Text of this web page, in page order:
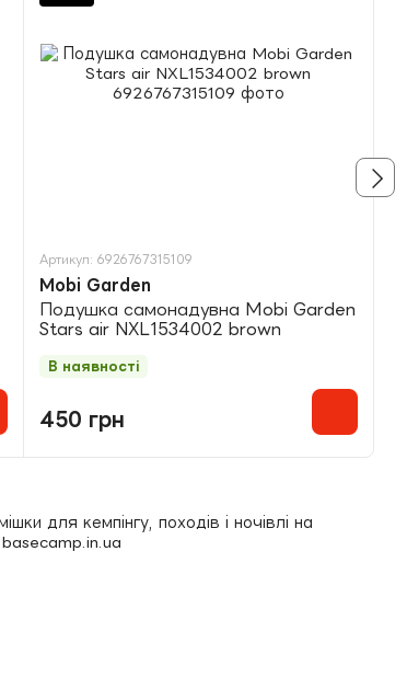
Артикул: 6926767315109
Mobi Garden
Подушка самонадувна Mobi Garden
Stars air NXL1534002 brown
450 грн
В наявності